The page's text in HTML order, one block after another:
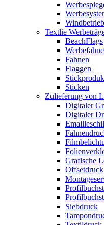
Textlie
BeachFlags
Fahnen
Flaggen
Sticken
Zulieferung von
Digitaler
Digitaler
Grafische
Offsetdruck
Siebdruck